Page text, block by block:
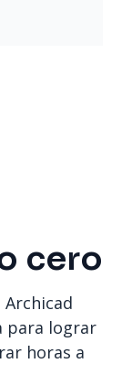
cero
para lograr
horas a